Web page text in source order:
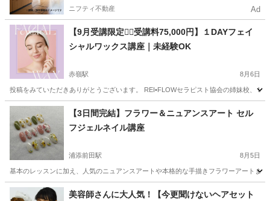
ニフティ不動産 Ad
【9月受講限定❤️‍🔥受講料75,000円】１DAYフェイ
シャルワックス講座｜未経験OK
赤嶺駅 8月6日
投稿をみていただきありがとうございます。 REI•FLOWセラピスト協会の姉妹校、
沖縄 那覇市 赤嶺駅 美容健康 フェイシャル
【3日間完結】フラワー＆ニュアンスアート セル
フジェルネイル講座
浦添前田駅 8月5日
基本のレッスンに加え、人気のニュアンスアートや本格的な手描きフラワーアートま
沖縄 宜野湾市 浦添前田駅 ネイル アート
美容師さんに大人気！【今更聞けないヘアセット